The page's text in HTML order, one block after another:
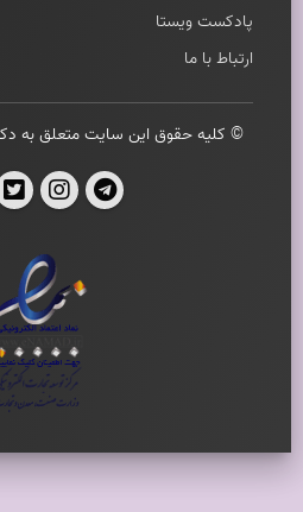
پادکست ویستا
ارتباط با ما
© کلیه حقوق این سایت متعلق به